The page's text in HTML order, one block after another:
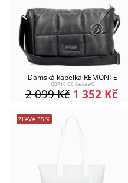
Dámská kabelka REMONTE
Q0716-00 černá W5
1 352 Kč
2 099Kč
ZĽAVA 35 %